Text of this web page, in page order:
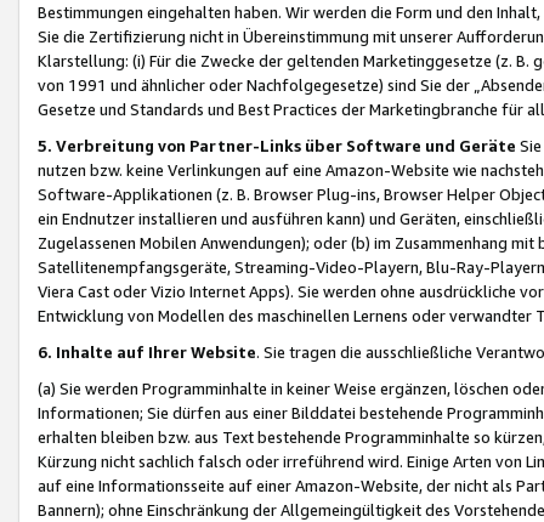
Bestimmungen eingehalten haben. Wir werden die Form und den
Sie die Zertifizierung nicht in Übereinstimmung mit unserer
Klarstellung: (i) Für die Zwecke der geltenden Marketinggesetze (z. B.
von 1991 und ähnlicher oder Nachfolgegesetze) sind Sie der
Gesetze und Standards und Best Practices der Marketingbranche für
5. Verbreitung von Partner-Links über Software und Geräte
nutzen bzw. keine Verlinkungen auf eine Amazon-Website wie
Software-Applikationen (z. B. Browser Plug-ins, Browser Helper
ein Endnutzer installieren und ausführen kann) und Geräten,
Zugelassenen Mobilen Anwendungen); oder (b) im Zusammenhang
Satellitenempfangsgeräte, Streaming-Video-Playern, Blu-Ray-
Viera Cast oder Vizio Internet Apps). Sie werden ohne ausdrückliche
Entwicklung von Modellen des maschinellen Lernens oder
6. Inhalte auf Ihrer Website. Sie tragen die ausschließliche
(a) Sie werden Programminhalte in keiner Weise ergänzen, löschen
Informationen; Sie dürfen aus einer Bilddatei bestehende
erhalten bleiben bzw. aus Text bestehende Programminhalte so
Kürzung nicht sachlich falsch oder irreführend wird. Einige Arten von
auf eine Informationsseite auf einer Amazon-Website, der nicht als
Bannern); ohne Einschränkung der Allgemeingültigkeit des